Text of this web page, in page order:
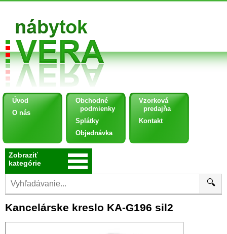
Úvod
O nás
Obchodné
podmienky
Splátky
Objednávka
Vzorková
predajňa
Kontakt
Zobraziť
kategórie
🔍
Kancelárske kreslo KA-G196 sil2